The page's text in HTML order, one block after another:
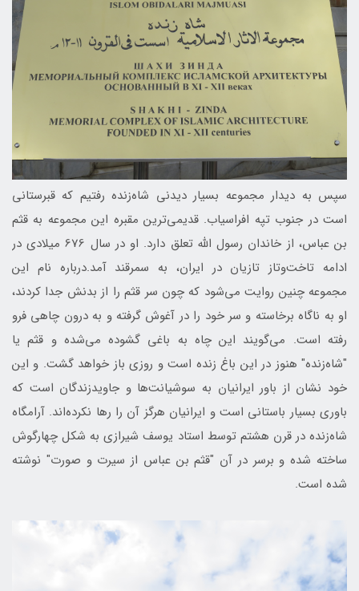
سپس به دیدار مجموعه بسیار دیدنی شاه‌زنده رفتیم که قبرستانی
است در جنوب تپه افراسیاب. قدیمی‌ترین مقبره این مجموعه به قثم
بن عباس، از خاندان رسول الله تعلق دارد. او در سال 676 میلادی در
ادامه تاخت‌وتاز تازیان در ایران، به سمرقند آمد.درباره نام این
مجموعه چنین روایت می‌شود که چون سر قثم را از بدنش جدا کردند،
او به ناگاه برخاسته و سر خود را در آغوش گرفته و به درون چاهی فرو
رفته است. می‌گویند این چاه به باغی گشوده می‌شده و قثم یا
"شاه‌زنده" هنوز در این باغ زنده است و روزی باز خواهد گشت. و این
خود نشان از باور ایرانیان به سوشیانت‌ها و جاویدزندگان است که
باوری بسیار باستانی است و ایرانیان هرگز آن را رها نکرده‌اند. آرامگاه
شاه‌زنده در قرن هشتم توسط استاد یوسف شیرازی به شکل چهارگوش
ساخته شده و برسر در آن "قثم بن عباس از سیرت و صورت" نوشته
شده است.